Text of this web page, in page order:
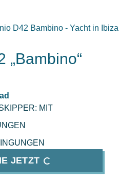
„Bambino“
MIT
JETZT